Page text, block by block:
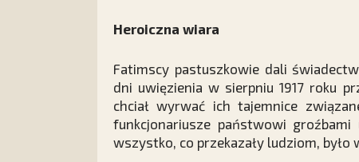
Heroiczna wiara
Fatimscy pastuszkowie dali
dni uwięzienia w sierpniu 1917 roku
chciał wyrwać ich tajemnice
funkcjonariusze państwowi
wszystko, co przekazały ludziom, było